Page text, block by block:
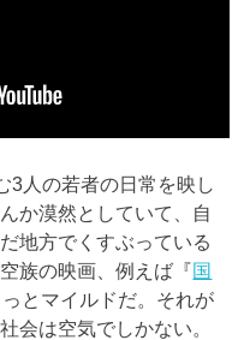
3人の若者の日常を映し
か漠然としていて、自
地方でくすぶっている
族の映画、例えば『国
とマイルドだ。それが
会は空気でしかない。